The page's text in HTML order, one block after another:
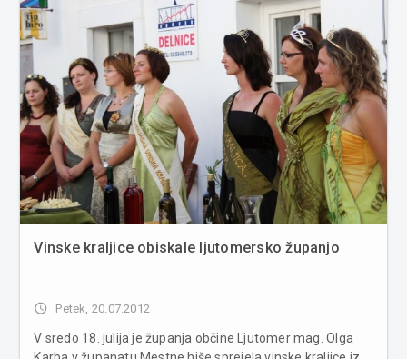
Vinske kraljice obiskale ljutomersko županjo
access_time Petek, 20.07.2012
V sredo 18. julija je županja občine Ljutomer mag. Olga